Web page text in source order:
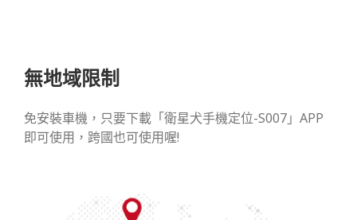
無地域限制
免安裝車機，只要下載「衛星犬手機定位-S007」APP
即可使用，跨國也可使用喔!